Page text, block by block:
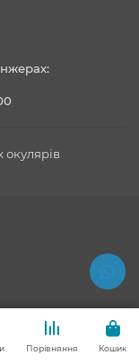
Порівняння Кошик